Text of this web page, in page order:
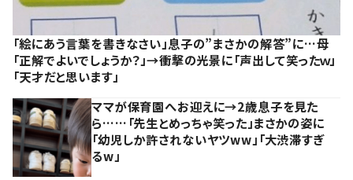
「絵にあう言葉を書きなさい」息子の”まさかの解答”に…母
「正解でよいでしょうか？」→衝撃の光景に「声出して笑ったｗ」
「天才だと思います」
ママが保育園へお迎えに→2歳息子を見た
ら……「先生とめっちゃ笑った」まさかの姿に
「幼児しか許されないヤツww」「大渋滞すぎ
るw」